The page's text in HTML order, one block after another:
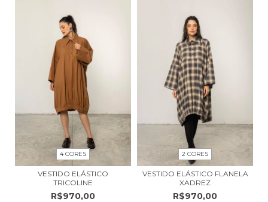
4 CORES
VESTIDO ELÁSTICO
TRICOLINE
R$970,00
2 CORES
VESTIDO ELÁSTICO FLANELA
XADREZ
R$970,00